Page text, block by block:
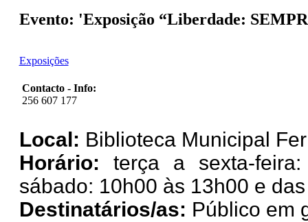
Evento: 'Exposição “Liberdade:
Exposições
Contacto - Info:
256 607 177
Local: Biblioteca Municipal
Horário: terça a sexta-
sábado: 10h00 às 13h00 e
Destinatários/as: Público em